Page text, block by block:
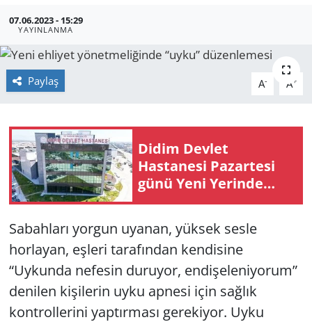
07.06.2023 - 15:29
YAYINLANMA
Paylaş A- A+
Didim Devlet
Hastanesi Pazartesi
günü Yeni Yerinde
Hizmete Başlıyor
Sabahları yorgun uyanan, yüksek sesle
horlayan, eşleri tarafından kendisine
“Uykunda nefesin duruyor, endişeleniyorum”
denilen kişilerin uyku apnesi için sağlık
kontrollerini yaptırması gerekiyor. Uyku
HABERDE İNSAN
KÜLTÜR SANAT
MAGAZİN
RESMİ İLANLAR
SAĞLIK
SİYASET
SPOR
Yerel